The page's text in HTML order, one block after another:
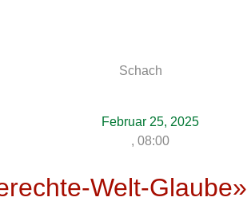
Februar 25, 2025
, 08:00
Welt-Glaube»